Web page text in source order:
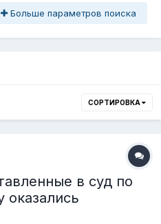
Больше параметров поиска
СОРТИРОВКА
в суд по
оказались